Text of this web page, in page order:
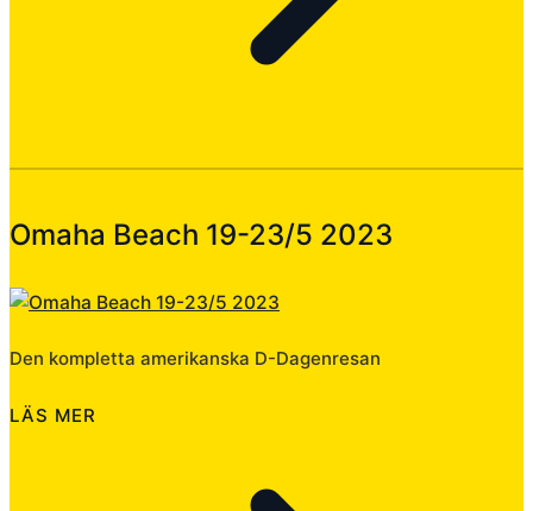
Omaha Beach 19-23/5 2023
Den kompletta amerikanska D-Dagenresan
LÄS MER